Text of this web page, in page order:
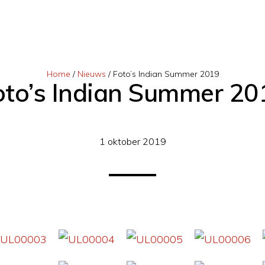
Home / Nieuws /Foto’s Indian Summer 2019
Indian Summer
1 oktober 2019